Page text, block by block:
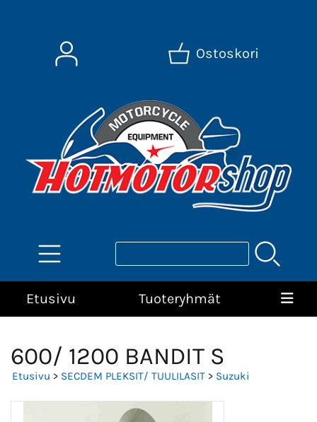
Ostoskori
Etusivu Tuoteryhmät
600/ 1200 BANDIT S
Etusivu > SECDEM PLEKSIT/ TUULILASIT > Suzuki